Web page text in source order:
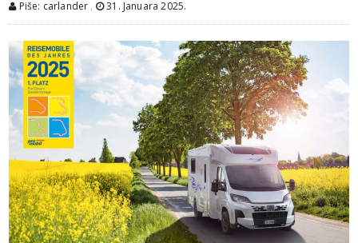
Piše: carlander , 31. Januara 2025.